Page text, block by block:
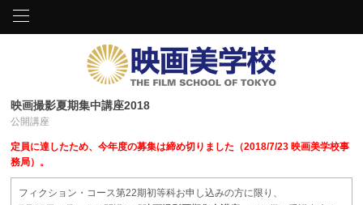
映画撮影夏期集中講座2018
公開講座
定員に達したため、今年度の募集は締め切りました（2018/7/23 映画美学校事
務局）。
フィクション・コース第22期初等科お申し込みの方に限り、